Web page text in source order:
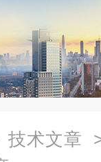
技术文章